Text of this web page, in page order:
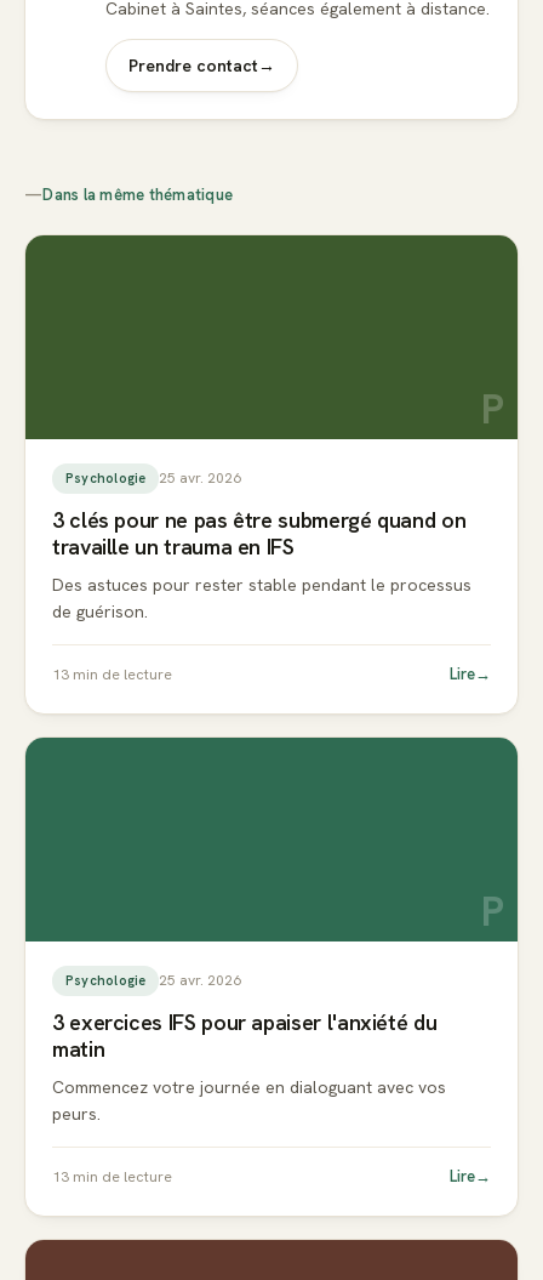
Cabinet à Saintes, séances également à distance.
Prendre contact→
—Dans la même thématique
P
Psychologie 25 avr. 2026
3 clés pour ne pas être submergé quand on
travaille un trauma en IFS
Des astuces pour rester stable pendant le processus
de guérison.
13 min de lecture Lire→
P
Psychologie 25 avr. 2026
3 exercices IFS pour apaiser l'anxiété du
matin
Commencez votre journée en dialoguant avec vos
peurs.
13 min de lecture Lire→